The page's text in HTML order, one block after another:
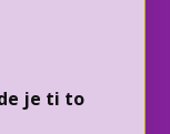
je ti to